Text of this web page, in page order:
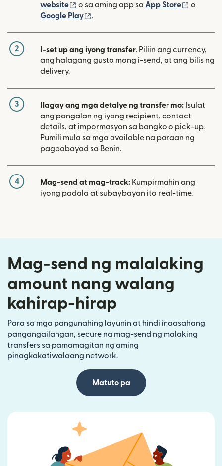
website
(bubukas sa bagong window)
o sa aming app sa App Store
o
Google Play
(bubukas sa bagong window)
.
2 I-set up ang iyong transfer. Piliin ang currency,
ang halagang gusto mong i-send, at ang bilis ng
delivery.
3 Ilagay ang mga detalye ng transfer mo: Isulat
ang pangalan ng iyong recipient, contact
details, at impormasyon sa bangko o pick-up.
Pumili mula sa mga available na paraan ng
pagbabayad sa Benin.
4 Mag-send at mag-track: Kumpirmahin ang
iyong padala at subaybayan ito real-time.
Mag-send ng malalaking
amount nang walang
kahirap-hirap
Para sa mga pangunahing layunin at hindi inaasahang
pangangailangan, secure na mag-send ng malaking
transfers sa pamamagitan ng aming
pinagkakatiwalaang network.
Matuto pa